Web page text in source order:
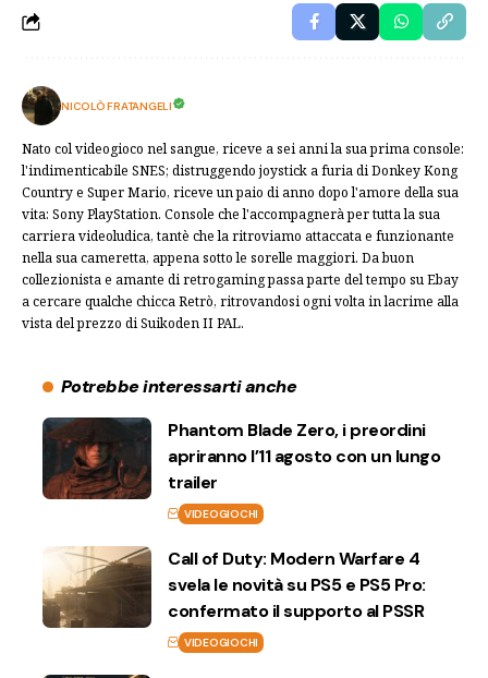
NICOLÒ FRATANGELI
Nato col videogioco nel sangue, riceve a sei anni la sua prima console:
l'indimenticabile SNES; distruggendo joystick a furia di Donkey Kong
Country e Super Mario, riceve un paio di anno dopo l'amore della sua
vita: Sony PlayStation. Console che l'accompagnerà per tutta la sua
carriera videoludica, tantè che la ritroviamo attaccata e funzionante
nella sua cameretta, appena sotto le sorelle maggiori. Da buon
collezionista e amante di retrogaming passa parte del tempo su Ebay
a cercare qualche chicca Retrò, ritrovandosi ogni volta in lacrime alla
vista del prezzo di Suikoden II PAL.
Potrebbe interessarti anche
Phantom Blade Zero, i preordini
apriranno l’11 agosto con un lungo
trailer
VIDEOGIOCHI
Call of Duty: Modern Warfare 4
svela le novità su PS5 e PS5 Pro:
confermato il supporto al PSSR
VIDEOGIOCHI